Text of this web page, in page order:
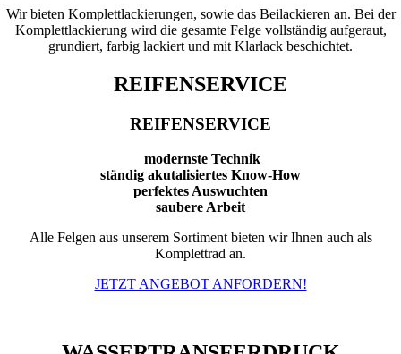
Wir bieten Komplettlackierungen, sowie das Beilackieren an. Bei der
Komplettlackierung wird die gesamte Felge vollständig aufgeraut,
grundiert, farbig lackiert und mit Klarlack beschichtet.
REIFENSERVICE
REIFENSERVICE
modernste Technik
ständig akutalisiertes Know-How
perfektes Auswuchten
saubere Arbeit
Alle Felgen aus unserem Sortiment bieten wir Ihnen auch als
Komplettrad an.
JETZT ANGEBOT ANFORDERN!